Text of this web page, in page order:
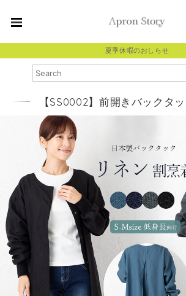
夏季休暇のおしらせ
【SS0002】前開きバックタ